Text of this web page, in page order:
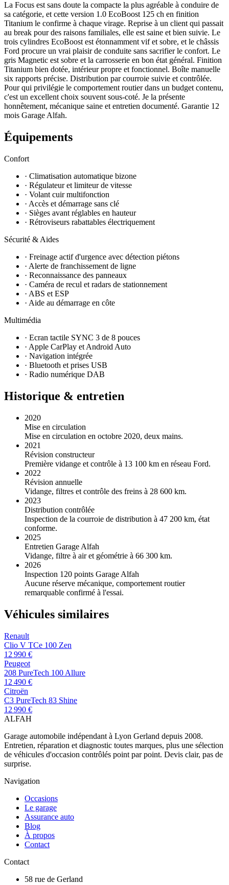
La Focus est sans doute la compacte la plus agréable à conduire de
sa catégorie, et cette version 1.0 EcoBoost 125 ch en finition
Titanium le confirme à chaque virage. Reprise à un client qui passait
au break pour des raisons familiales, elle est saine et bien suivie. Le
trois cylindres EcoBoost est étonnamment vif et sobre, et le châssis
Ford procure un vrai plaisir de conduite sans sacrifier le confort. Le
gris Magnetic est sobre et la carrosserie en bon état général. Finition
Titanium bien dotée, intérieur propre et fonctionnel. Boîte manuelle
six rapports précise. Distribution par courroie suivie et contrôlée.
Pour qui privilégie le comportement routier dans un budget contenu,
c'est un excellent choix souvent sous-coté. Je la présente
honnêtement, mécanique saine et entretien documenté. Garantie 12
mois Garage Alfah.
Équipements
Confort
· Climatisation automatique bizone
· Régulateur et limiteur de vitesse
· Volant cuir multifonction
· Accès et démarrage sans clé
· Sièges avant réglables en hauteur
· Rétroviseurs rabattables électriquement
Sécurité & Aides
· Freinage actif d'urgence avec détection piétons
· Alerte de franchissement de ligne
· Reconnaissance des panneaux
· Caméra de recul et radars de stationnement
· ABS et ESP
· Aide au démarrage en côte
Multimédia
· Ecran tactile SYNC 3 de 8 pouces
· Apple CarPlay et Android Auto
· Navigation intégrée
· Bluetooth et prises USB
· Radio numérique DAB
Historique & entretien
2020
Mise en circulation
Mise en circulation en octobre 2020, deux mains.
2021
Révision constructeur
Première vidange et contrôle à 13 100 km en réseau Ford.
2022
Révision annuelle
Vidange, filtres et contrôle des freins à 28 600 km.
2023
Distribution contrôlée
Inspection de la courroie de distribution à 47 200 km, état
conforme.
2025
Entretien Garage Alfah
Vidange, filtre à air et géométrie à 66 300 km.
2026
Inspection 120 points Garage Alfah
Aucune réserve mécanique, comportement routier
remarquable confirmé à l'essai.
Véhicules similaires
Renault
Clio V TCe 100 Zen
12 990 €
Peugeot
208 PureTech 100 Allure
12 490 €
Citroën
C3 PureTech 83 Shine
12 990 €
ALFAH
Garage automobile indépendant à Lyon Gerland depuis 2008.
Entretien, réparation et diagnostic toutes marques, plus une sélection
de véhicules d'occasion contrôlés point par point. Devis clair, pas de
surprise.
Navigation
Occasions
Le garage
Assurance auto
Blog
À propos
Contact
Contact
58 rue de Gerland